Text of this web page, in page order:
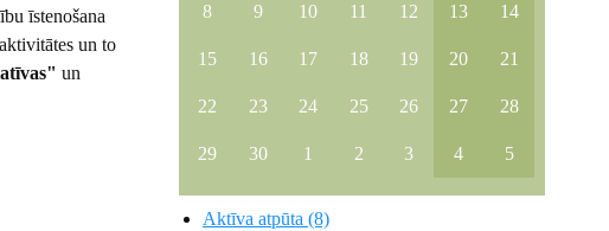
īstenošana
un to
un
8 9 10 11 12 13 14
15 16 17 18 19 20 21
22 23 24 25 26 27 28
29 30 1 2 3 4 5
Aktīva atpūta (8)